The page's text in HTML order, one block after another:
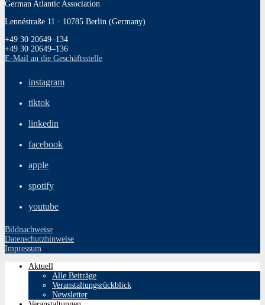
German Atlantic Association
Lennéstraße 11 · 10785 Berlin (Germany)
+49 30 20649–134
+49 30 20649–136
E‑Mail an die Geschäftsstelle
instagram
tiktok
linkedin
facebook
apple
spotify
youtube
Bildnachweise
Datenschutzhinweise
Impressum
Aktuell
Alle Beiträge
Veranstaltungsrückblick
Newsletter